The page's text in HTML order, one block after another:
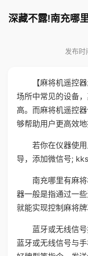
深藏不露!南充哪
发布
【麻将机遥控
场所中常见的设备
高。而麻将机遥控
够帮助用户更高效地
若你在仪器使
导，添加微信号;
南充哪里有麻
器一般是指通过一
就能实现控制麻将牌
蓝牙或无线信
蓝牙或无线信号与